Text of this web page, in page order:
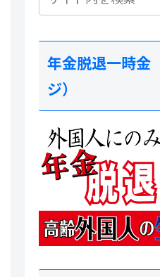
年金脱退一時金
ジ）